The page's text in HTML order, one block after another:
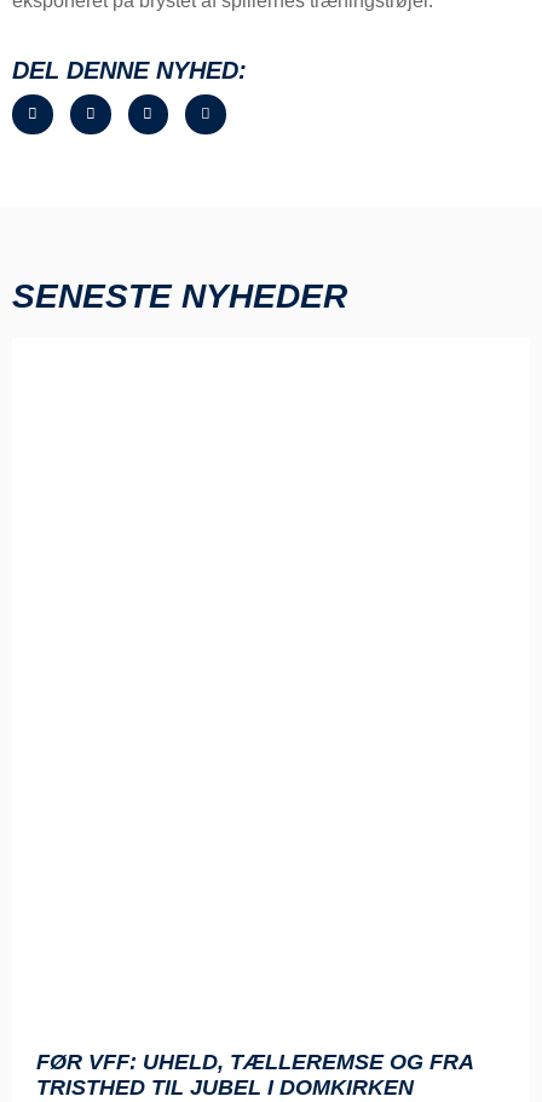
DEL DENNE NYHED:
SENESTE NYHEDER
FØR VFF: UHELD, TÆLLEREMSE OG FRA
TRISTHED TIL JUBEL I DOMKIRKEN